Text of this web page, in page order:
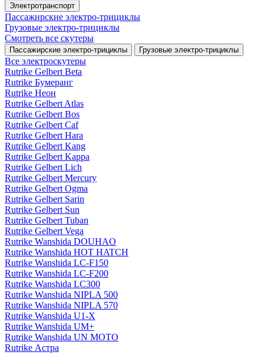
Электротранспорт
Пассажирские электро‑трициклы
Грузовые электро‑трициклы
Смотреть все скутеры
Пассажирские электро‑трициклы Грузовые электро‑трициклы
Все электро­скутеры
Rutrike Gelbert Beta
Rutrike Бумеранг
Rutrike Неон
Rutrike Gelbert Atlas
Rutrike Gelbert Bos
Rutrike Gelbert Caf
Rutrike Gelbert Hara
Rutrike Gelbert Kang
Rutrike Gelbert Kappa
Rutrike Gelbert Lich
Rutrike Gelbert Mercury
Rutrike Gelbert Ogma
Rutrike Gelbert Sarin
Rutrike Gelbert Sun
Rutrike Gelbert Tuban
Rutrike Gelbert Vega
Rutrike Wanshida DOUHAO
Rutrike Wanshida HOT HATCH
Rutrike Wanshida LC-F150
Rutrike Wanshida LC-F200
Rutrike Wanshida LC300
Rutrike Wanshida NIPLA 500
Rutrike Wanshida NIPLA 570
Rutrike Wanshida U1-X
Rutrike Wanshida UM+
Rutrike Wanshida UN MOTO
Rutrike Астра